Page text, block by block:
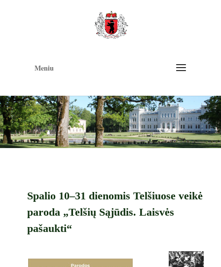
Meniu
Spalio 10–31 dienomis Telšiuose veikė
paroda „Telšių Sąjūdis. Laisvės
pašaukti“